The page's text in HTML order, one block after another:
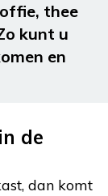
thee
kunt u
en
de
dan komt